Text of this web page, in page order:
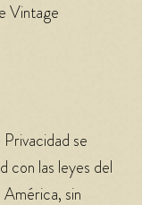
Vintage
se
con las leyes del
sin